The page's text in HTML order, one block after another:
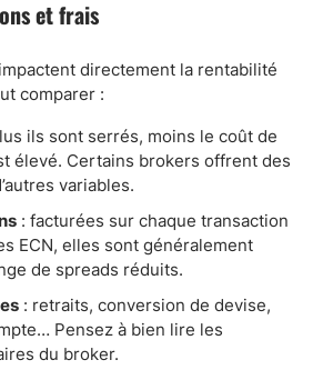
et frais
directement la rentabilité
comparer :
ils sont serrés, moins le coût de
élevé. Certains brokers offrent des
variables.
: facturées sur chaque transaction
ECN, elles sont généralement
de spreads réduits.
: retraits, conversion de devise,
Pensez à bien lire les
du broker.